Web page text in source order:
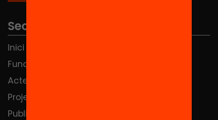
Seccions
Inici
Fundació
Actes
Projectes
Publicacions i vídeos